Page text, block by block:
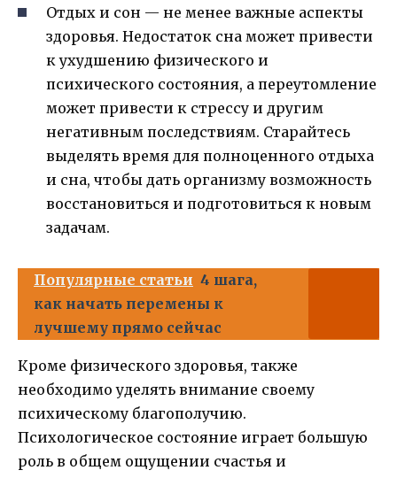
Отдых и сон — не менее важные аспекты
здоровья. Недостаток сна может привести
к ухудшению физического и
психического состояния, а переутомление
может привести к стрессу и другим
негативным последствиям. Старайтесь
выделять время для полноценного отдыха
и сна, чтобы дать организму возможность
восстановиться и подготовиться к новым
задачам.
Популярные статьи 4 шага,
как начать перемены к
лучшему прямо сейчас
Кроме физического здоровья, также
необходимо уделять внимание своему
психическому благополучию.
Психологическое состояние играет большую
роль в общем ощущении счастья и